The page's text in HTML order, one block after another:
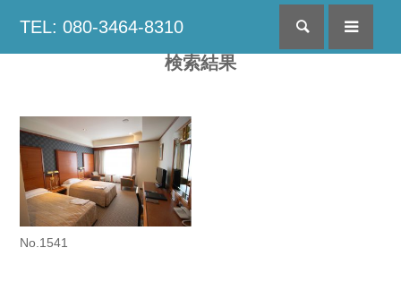
TEL: 080-3464-8310 検索
検索結果
No.1541